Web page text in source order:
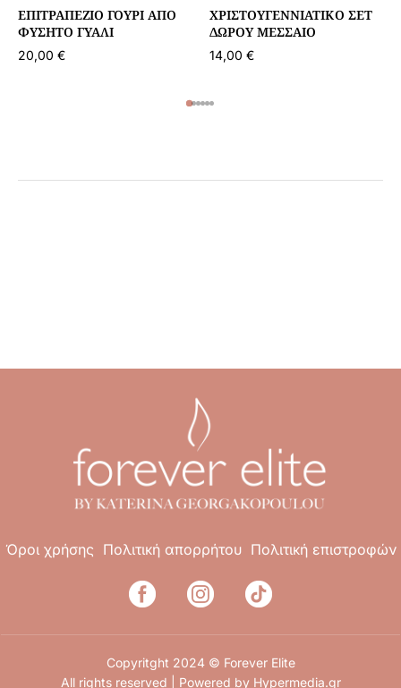
ΕΠΙΤΡΑΠΈΖΙΟ ΓΟΎΡΙ ΑΠΌ
ΦΥΣΗΤΌ ΓΥΑΛΊ
20,00 €
ΧΡΙΣΤΟΥΓΕΝΝΙΆΤΙΚΟ ΣΕΤ
ΔΏΡΟΥ ΜΕΣΣΑΊΟ
14,00 €
Όροι χρήσης Πολιτική απορρήτου Πολιτική επιστροφών
Copyritght 2024 © Forever Elite
All rights reserved | Powered by Hypermedia.gr